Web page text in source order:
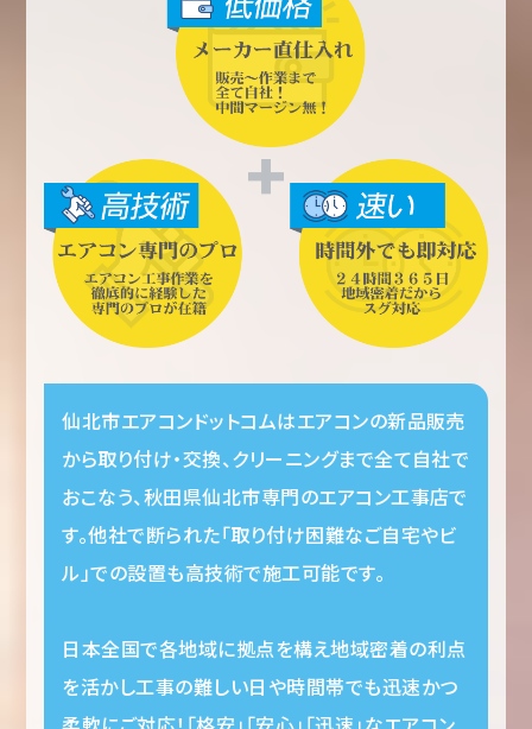
仙北市エアコンドットコムはエアコンの新品販売
から取り付け・交換、クリーニングまで全て自社で
おこなう、秋田県仙北市専門のエアコン工事店で
す。他社で断られた「取り付け困難なご自宅やビ
ル」での設置も高技術で施工可能です。
日本全国で各地域に拠点を構え地域密着の利点
を活かし工事の難しい日や時間帯でも迅速かつ